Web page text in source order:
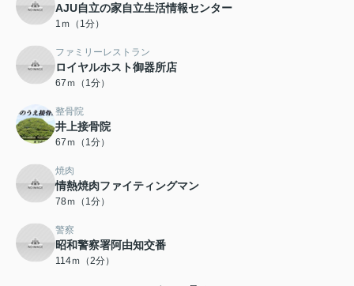
AJU自立の家自立生活情報センター
1ｍ（1分）
ファミリーレストラン
ロイヤルホスト御器所店
67ｍ（1分）
整骨院
井上接骨院
67ｍ（1分）
焼肉
情熱焼肉ファイティングマン
78ｍ（1分）
警察
昭和警察署阿由知交番
114ｍ（2分）